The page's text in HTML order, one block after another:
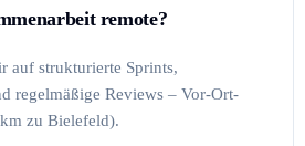
remote?
auf strukturierte Sprints,
regelmäßige Reviews – Vor-Ort-
zu Bielefeld).